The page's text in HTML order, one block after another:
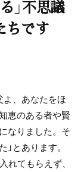
」不思議
ちです
よ、あなたをほ
恵のある者や賢
なりました。そ
とあります。
れてもらえず、